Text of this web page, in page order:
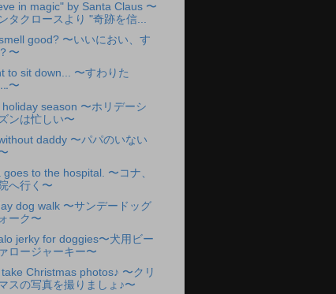
in magic" by Santa Claus 〜
タクロースより "奇跡を信...
good? 〜いいにおい、す
〜
to sit down... 〜すわりた
〜
holiday season 〜ホリデーシ
ンは忙しい〜
daddy 〜パパのいない
goes to the hospital. 〜コナ、
へ行く〜
dog walk 〜サンデードッグ
ーク〜
jerky for doggies〜犬用ビー
ロージャーキー〜
Christmas photos♪ 〜クリ
スの写真を撮りましょ♪〜